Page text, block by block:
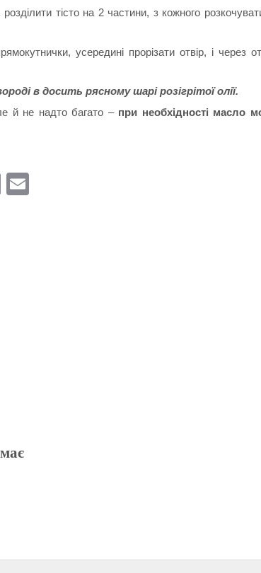
тісто на 2 частини, з кожного
усередині прорізати отвір, і через
в досить рясному шарі розігрітої олії.
й не надто багато – при необхідності масло
Pr